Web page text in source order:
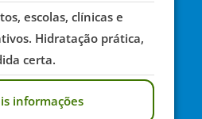
escolas, clínicas e
Hidratação prática,
certa.
informações